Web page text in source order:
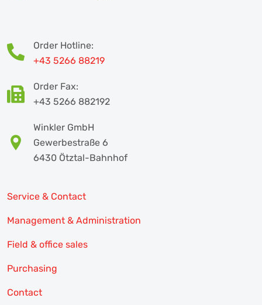
Order Hotline:
+43 5266 88219
Order Fax:
+43 5266 882192
Winkler GmbH
Gewerbestraße 6
6430 Ötztal-Bahnhof
Service & Contact
Management & Administration
Field & office sales
Purchasing
Contact